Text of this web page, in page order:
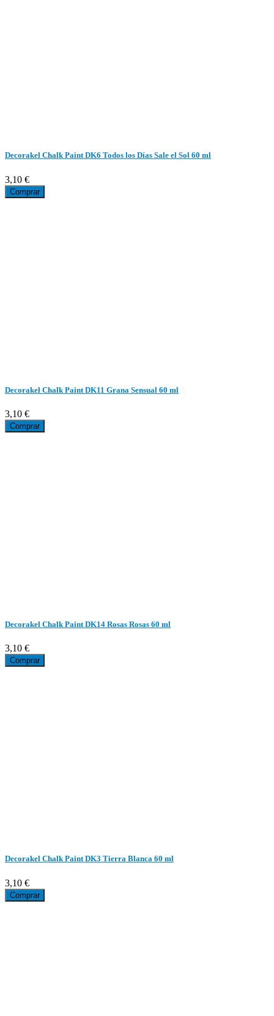
Decorakel Chalk Paint DK6 Todos los Días Sale el Sol 60 ml
3,10 €
Comprar
Decorakel Chalk Paint DK11 Grana Sensual 60 ml
3,10 €
Comprar
Decorakel Chalk Paint DK14 Rosas Rosas 60 ml
3,10 €
Comprar
Decorakel Chalk Paint DK3 Tierra Blanca 60 ml
3,10 €
Comprar